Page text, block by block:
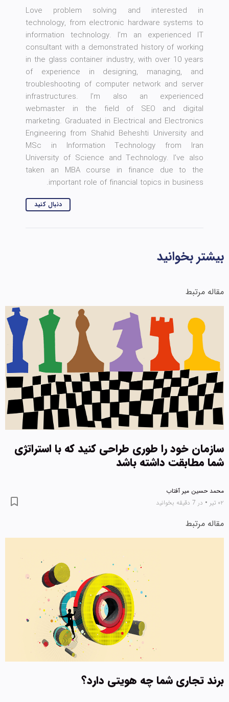
Love problem solving and interested in
technology, from electronic hardware systems to
information technology. I’m an experienced IT
consultant with a demonstrated history of working
in the glass container industry, with over 10 years
of experience in designing, managing, and
troubleshooting of computer network and server
infrastructures. I’m also an experienced
webmaster in the field of SEO and digital
marketing. Graduated in Electrical and Electronics
Engineering from Shahid Beheshti University and
MSc in Information Technology from Iran
University of Science and Technology. I’ve also
taken an MBA course in finance due to the
important role of financial topics in business.
دنبال کنید
بیشتر بخوانید
مقاله مرتبط
سازمان خود را طوری طراحی کنید که با استراتژی
شما مطابقت داشته باشد
محمد حسین میر آفتاب
۰۲ تیر
• در 7 دقیقه بخوانید
مقاله مرتبط
برند تجاری شما چه هویتی دارد؟